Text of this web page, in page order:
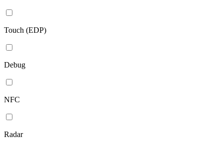
Touch (EDP)
Debug
NFC
Radar